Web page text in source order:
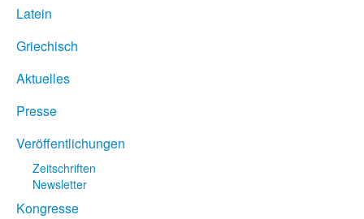
Latein
Griechisch
Aktuelles
Presse
Veröffentlichungen
Zeitschriften
Newsletter
Kongresse